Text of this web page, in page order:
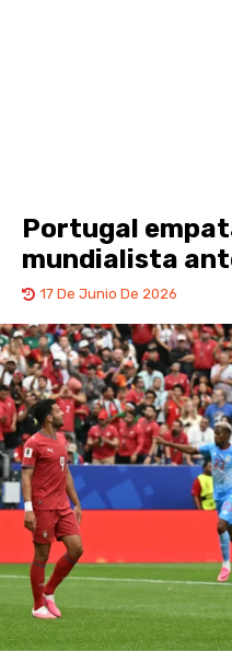
Portugal
mundialista
17 De Junio De 2026